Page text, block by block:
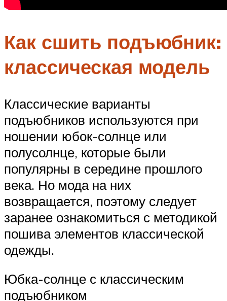
Как сшить подъюбник:
классическая модель
Классические варианты
подъюбников используются при
ношении юбок-солнце или
полусолнце, которые были
популярны в середине прошлого
века. Но мода на них
возвращается, поэтому следует
заранее ознакомиться с методикой
пошива элементов классической
одежды.
Юбка-солнце с классическим
подъюбником